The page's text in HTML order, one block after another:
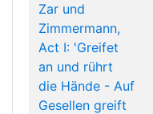
Zar und
Zimmermann,
Act I: 'Greifet
an und rührt
die Hände - Auf
Gesellen greift